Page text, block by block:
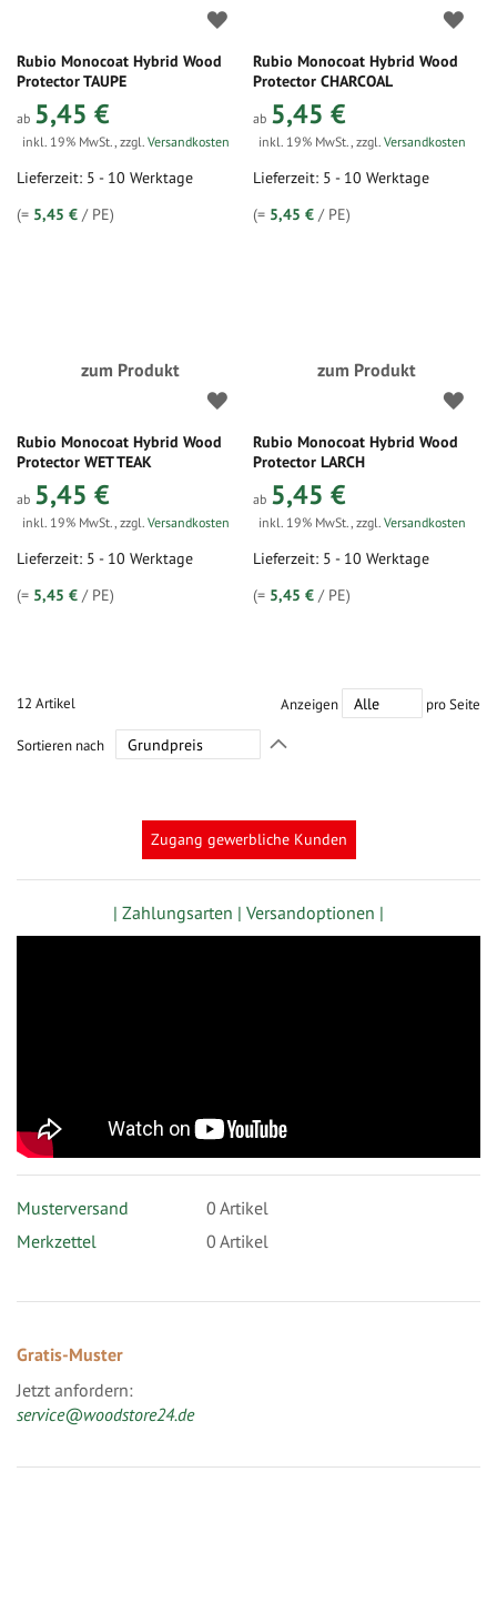
Rubio Monocoat Hybrid Wood
Protector TAUPE
ab 5,45 €
inkl. 19% MwSt., zzgl. Versandkosten
Lieferzeit: 5 - 10 Werktage
(= 5,45 € / PE)
Rubio Monocoat Hybrid Wood
Protector CHARCOAL
ab 5,45 €
inkl. 19% MwSt.,zzgl.Versandkosten
Lieferzeit: 5 - 10 Werktage
(= 5,45 € / PE)
zum Produkt
Rubio Monocoat Hybrid Wood
Protector WET TEAK
ab 5,45 €
inkl. 19% MwSt., zzgl. Versandkosten
Lieferzeit: 5 - 10 Werktage
(= 5,45 € / PE)
zum Produkt
Rubio Monocoat Hybrid Wood
Protector LARCH
ab 5,45 €
inkl. 19% MwSt.,zzgl.Versandkosten
Lieferzeit: 5 - 10 Werktage
(= 5,45 € / PE)
12 Artikel Anzeigen pro Seite
Sortieren nach
Zugang gewerbliche Kunden
| Zahlungsarten | Versandoptionen |
Musterversand 0 Artikel
Merkzettel
0 Artikel
Gratis-Muster
Jetzt anfordern:
service@woodstore24.de